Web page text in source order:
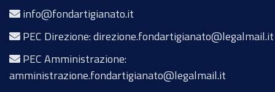
info@fondartigianato.it
PEC Direzione: direzione.fondartigianato@legalmail.it
PEC Amministrazione:
amministrazione.fondartigianato@legalmail.it